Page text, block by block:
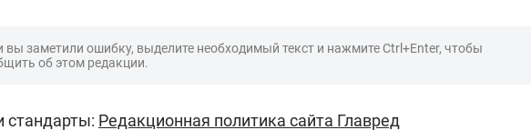
вы заметили ошибку, выделите необходимый текст и нажмите Ctrl+Enter, чтобы
об этом редакции.
стандарты: Редакционная политика сайта Главред